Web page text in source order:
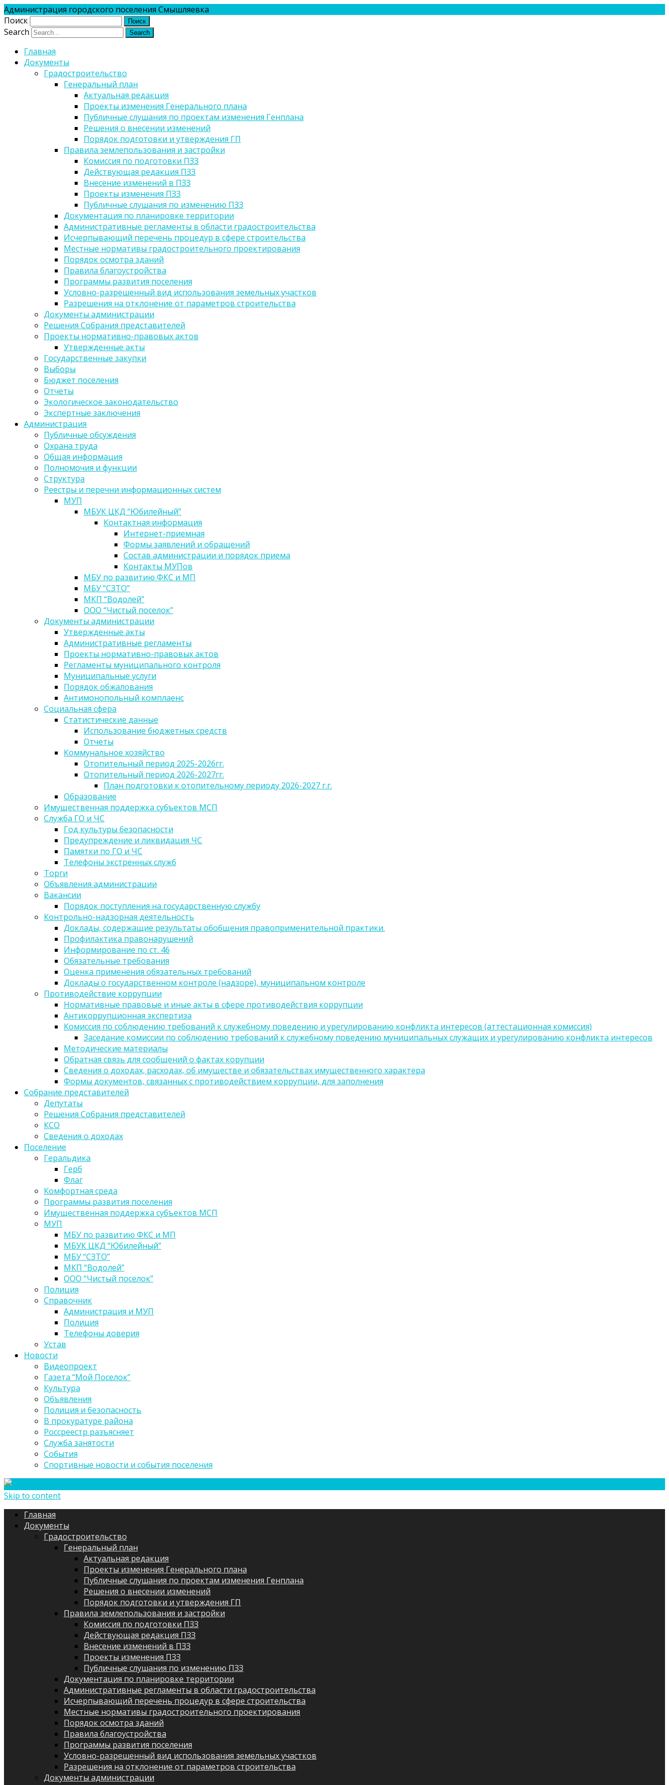
Администрация городского поселения Смышляевка
Поиск
Search
Главная
Документы
Градостроительство
Генеральный план
Актуальная редакция
Проекты изменения Генерального плана
Публичные слушания по проектам изменения Генплана
Решения о внесении изменений
Порядок подготовки и утверждения ГП
Правила землепользования и застройки
Комиссия по подготовки ПЗЗ
Действующая редакция ПЗЗ
Внесение изменений в ПЗЗ
Проекты изменения ПЗЗ
Публичные слушания по изменению ПЗЗ
Документация по планировке территории
Административные регламенты в области градостроительства
Исчерпывающий перечень процедур в сфере строительства
Местные нормативы градостроительного проектирования
Порядок осмотра зданий
Правила благоустройства
Программы развития поселения
Условно-разрешенный вид использования земельных участков
Разрешения на отклонение от параметров строительства
Документы администрации
Решения Собрания представителей
Проекты нормативно-правовых актов
Утвержденные акты
Государственные закупки
Выборы
Бюджет поселения
Отчеты
Экологическое законодательство
Экспертные заключения
Администрация
Публичные обсуждения
Охрана труда
Общая информация
Полномочия и функции
Структура
Реестры и перечни информационных систем
МУП
МБУК ЦКД “Юбилейный”
Контактная информация
Интернет-приемная
Формы заявлений и обращений
Состав администрации и порядок приема
Контакты МУПов
МБУ по развитию ФКС и МП
МБУ “СЗТО”
МКП “Водолей”
ООО “Чистый поселок”
Документы администрации
Утвержденные акты
Административные регламенты
Проекты нормативно-правовых актов
Регламенты муниципального контроля
Муниципальные услуги
Порядок обжалования
Антимонопольный комплаенс
Социальная сфера
Статистические данные
Использование бюджетных средств
Отчеты
Коммунальное хозяйство
Отопительный период 2025-2026гг.
Отопительный период 2026-2027гг.
План подготовки к отопительному периоду 2026-2027 г.г.
Образование
Имущественная поддержка субъектов МСП
Служба ГО и ЧС
Год культуры безопасности
Предупреждение и ликвидация ЧС
Памятки по ГО и ЧС
Телефоны экстренных служб
Торги
Объявления администрации
Вакансии
Порядок поступления на государственную службу
Контрольно-надзорная деятельность
Доклады, содержащие результаты обобщения правоприменительной практики.
Профилактика правонарушений
Информирование по ст. 46
Обязательные требования
Оценка применения обязательных требований
Доклады о государственном контроле (надзоре), муниципальном контроле
Противодействие коррупции
Нормативные правовые и иные акты в сфере противодействия коррупции
Антикоррупционная экспертиза
Комиссия по соблюдению требований к служебному поведению и урегулированию конфликта интересов (аттестационная комиссия)
Заседание комиссии по соблюдению требований к служебному поведению муниципальных служащих и урегулированию конфликта интересов
Методические материалы
Обратная связь для сообщений о фактах корупции
Сведения о доходах, расходах, об имуществе и обязательствах имущественного характера
Формы документов, связанных с противодействием коррупции, для заполнения
Собрание представителей
Депутаты
Решения Собрания представителей
КСО
Сведения о доходах
Поселение
Геральдика
Герб
Флаг
Комфортная среда
Программы развития поселения
Имущественная поддержка субъектов МСП
МУП
МБУ по развитию ФКС и МП
МБУК ЦКД “Юбилейный”
МБУ “СЗТО”
МКП “Водолей”
ООО “Чистый поселок”
Полиция
Справочник
Администрация и МУП
Полиция
Телефоны доверия
Устав
Новости
Видеопроект
Газета “Мой Поселок”
Культура
Объявления
Полиция и безопасность
В прокуратуре района
Россреестр разъясняет
Служба занятости
События
Спортивные новости и события поселения
Skip to content
Главная
Документы
Градостроительство
Генеральный план
Актуальная редакция
Проекты изменения Генерального плана
Публичные слушания по проектам изменения Генплана
Решения о внесении изменений
Порядок подготовки и утверждения ГП
Правила землепользования и застройки
Комиссия по подготовки ПЗЗ
Действующая редакция ПЗЗ
Внесение изменений в ПЗЗ
Проекты изменения ПЗЗ
Публичные слушания по изменению ПЗЗ
Документация по планировке территории
Административные регламенты в области градостроительства
Исчерпывающий перечень процедур в сфере строительства
Местные нормативы градостроительного проектирования
Порядок осмотра зданий
Правила благоустройства
Программы развития поселения
Условно-разрешенный вид использования земельных участков
Разрешения на отклонение от параметров строительства
Документы администрации